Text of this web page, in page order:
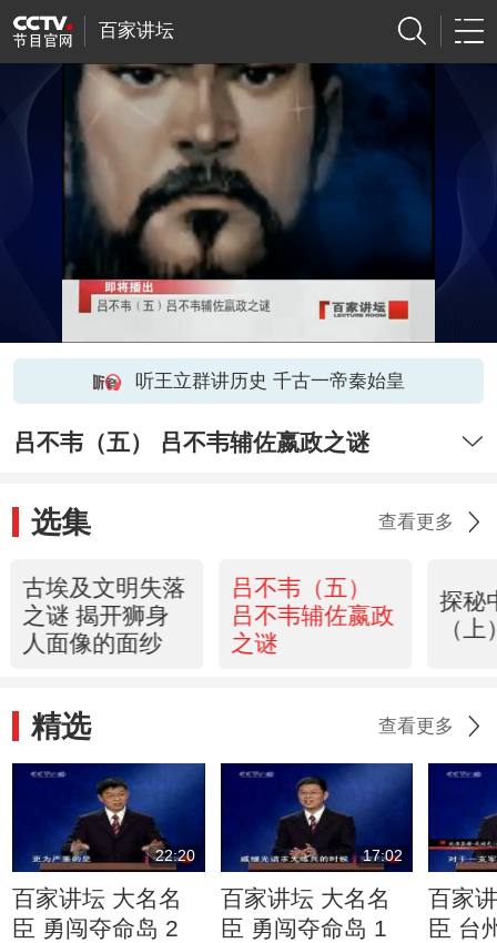
百家讲坛
听王立群讲历史 千古一帝秦始皇
吕不韦（五） 吕不韦辅佐嬴政之谜
选集 查看更多
古埃及文明失落
之谜 揭开狮身
人面像的面纱
吕不韦（五）
吕不韦辅佐嬴政
之谜
探秘
（上
精选 查看更多
22:20
百家讲坛 大名名
臣 勇闯夺命岛 2
17:02
百家讲坛 大名名
臣 勇闯夺命岛 1
百家
臣 台